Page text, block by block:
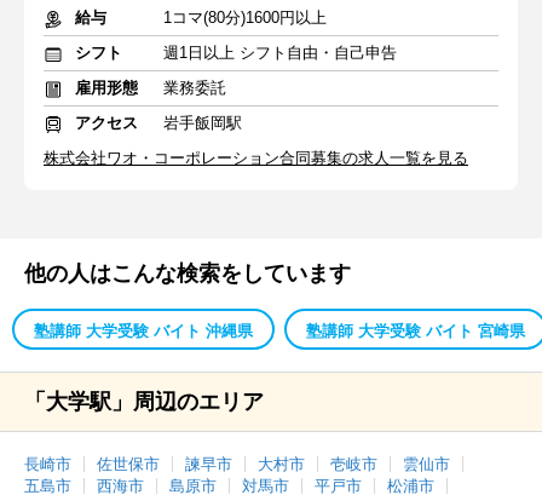
給与
1コマ(80分)1600円以上
シフト
週1日以上 シフト自由・自己申告
雇用形態
業務委託
アクセス
岩手飯岡駅
株式会社ワオ・コーポレーション合同募集の求人一覧を見る
他の人はこんな検索をしています
塾講師 大学受験 バイト 沖縄県 塾講師 大学受験 バイト 宮崎県
「大学駅」周辺のエリア
長崎市 佐世保市 諫早市 大村市 壱岐市
雲仙市
五島市
西海市 島原市 対馬市 平戸市 松浦市